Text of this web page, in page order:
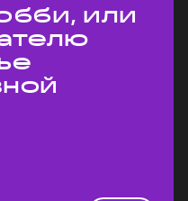
или